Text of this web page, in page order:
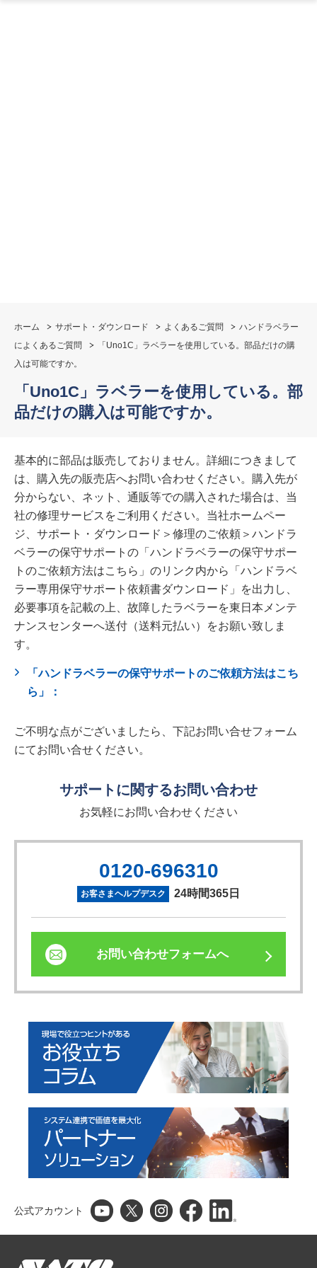
ホーム サポート・ダウンロード よくあるご質問
ハンドラベラー
によくあるご質問
「Uno1C」ラベラーを使用している。部品だけの購
入は可能ですか。
「Uno1C」ラベラーを使用している。部
品だけの購入は可能ですか。
基本的に部品は販売しておりません。詳細につきまして
は、購入先の販売店へお問い合わせください。購入先が
分からない、ネット、通販等での購入された場合は、当
社の修理サービスをご利用ください。当社ホームペー
ジ、サポート・ダウンロード＞修理のご依頼＞ハンドラ
ベラーの保守サポートの「ハンドラベラーの保守サポー
トのご依頼方法はこちら」のリンク内から「ハンドラベ
ラー専用保守サポート依頼書ダウンロード」を出力し、
必要事項を記載の上、故障したラベラーを東日本メンテ
ナンスセンターへ送付（送料元払い）をお願い致しま
す。
「ハンドラベラーの保守サポートのご依頼方法はこち
ら」：
ご不明な点がございましたら、下記お問い合せフォーム
にてお問い合せください。
サポートに関するお問い合わせ
お気軽にお問い合わせください
0120-696310
お客さまヘルプデスク 24時間365日
お問い合わせフォームへ
公式アカウント